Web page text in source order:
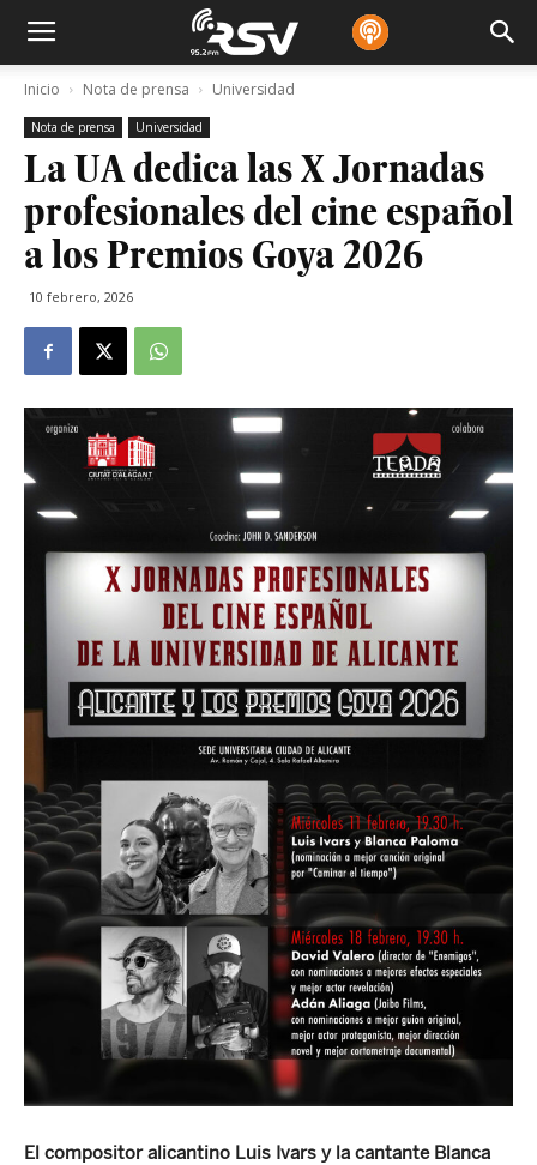
Inicio Nota de prensa Universidad
Nota de prensa Universidad
La UA dedica las X Jornadas
profesionales del cine español
a los Premios Goya 2026
10 febrero, 2026
El compositor alicantino Luis Ivars y la cantante Blanca